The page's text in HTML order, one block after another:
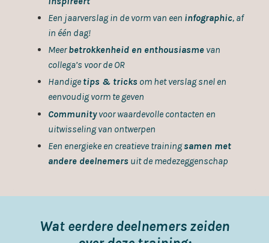
Een jaarverslag in de vorm van een infographic, af
in één dag!
Meerbetrokkenheid en enthousiasme van
collega’s voor de OR
Handige tips & tricks om het verslag snel en
eenvoudig vorm te geven
Communityvoor waardevolle contacten en
uitwisseling van ontwerpen
Een energieke en creatieve trainingsamen met
andere deelnemers uit de medezeggenschap
Wat eerdere deelnemers zeiden